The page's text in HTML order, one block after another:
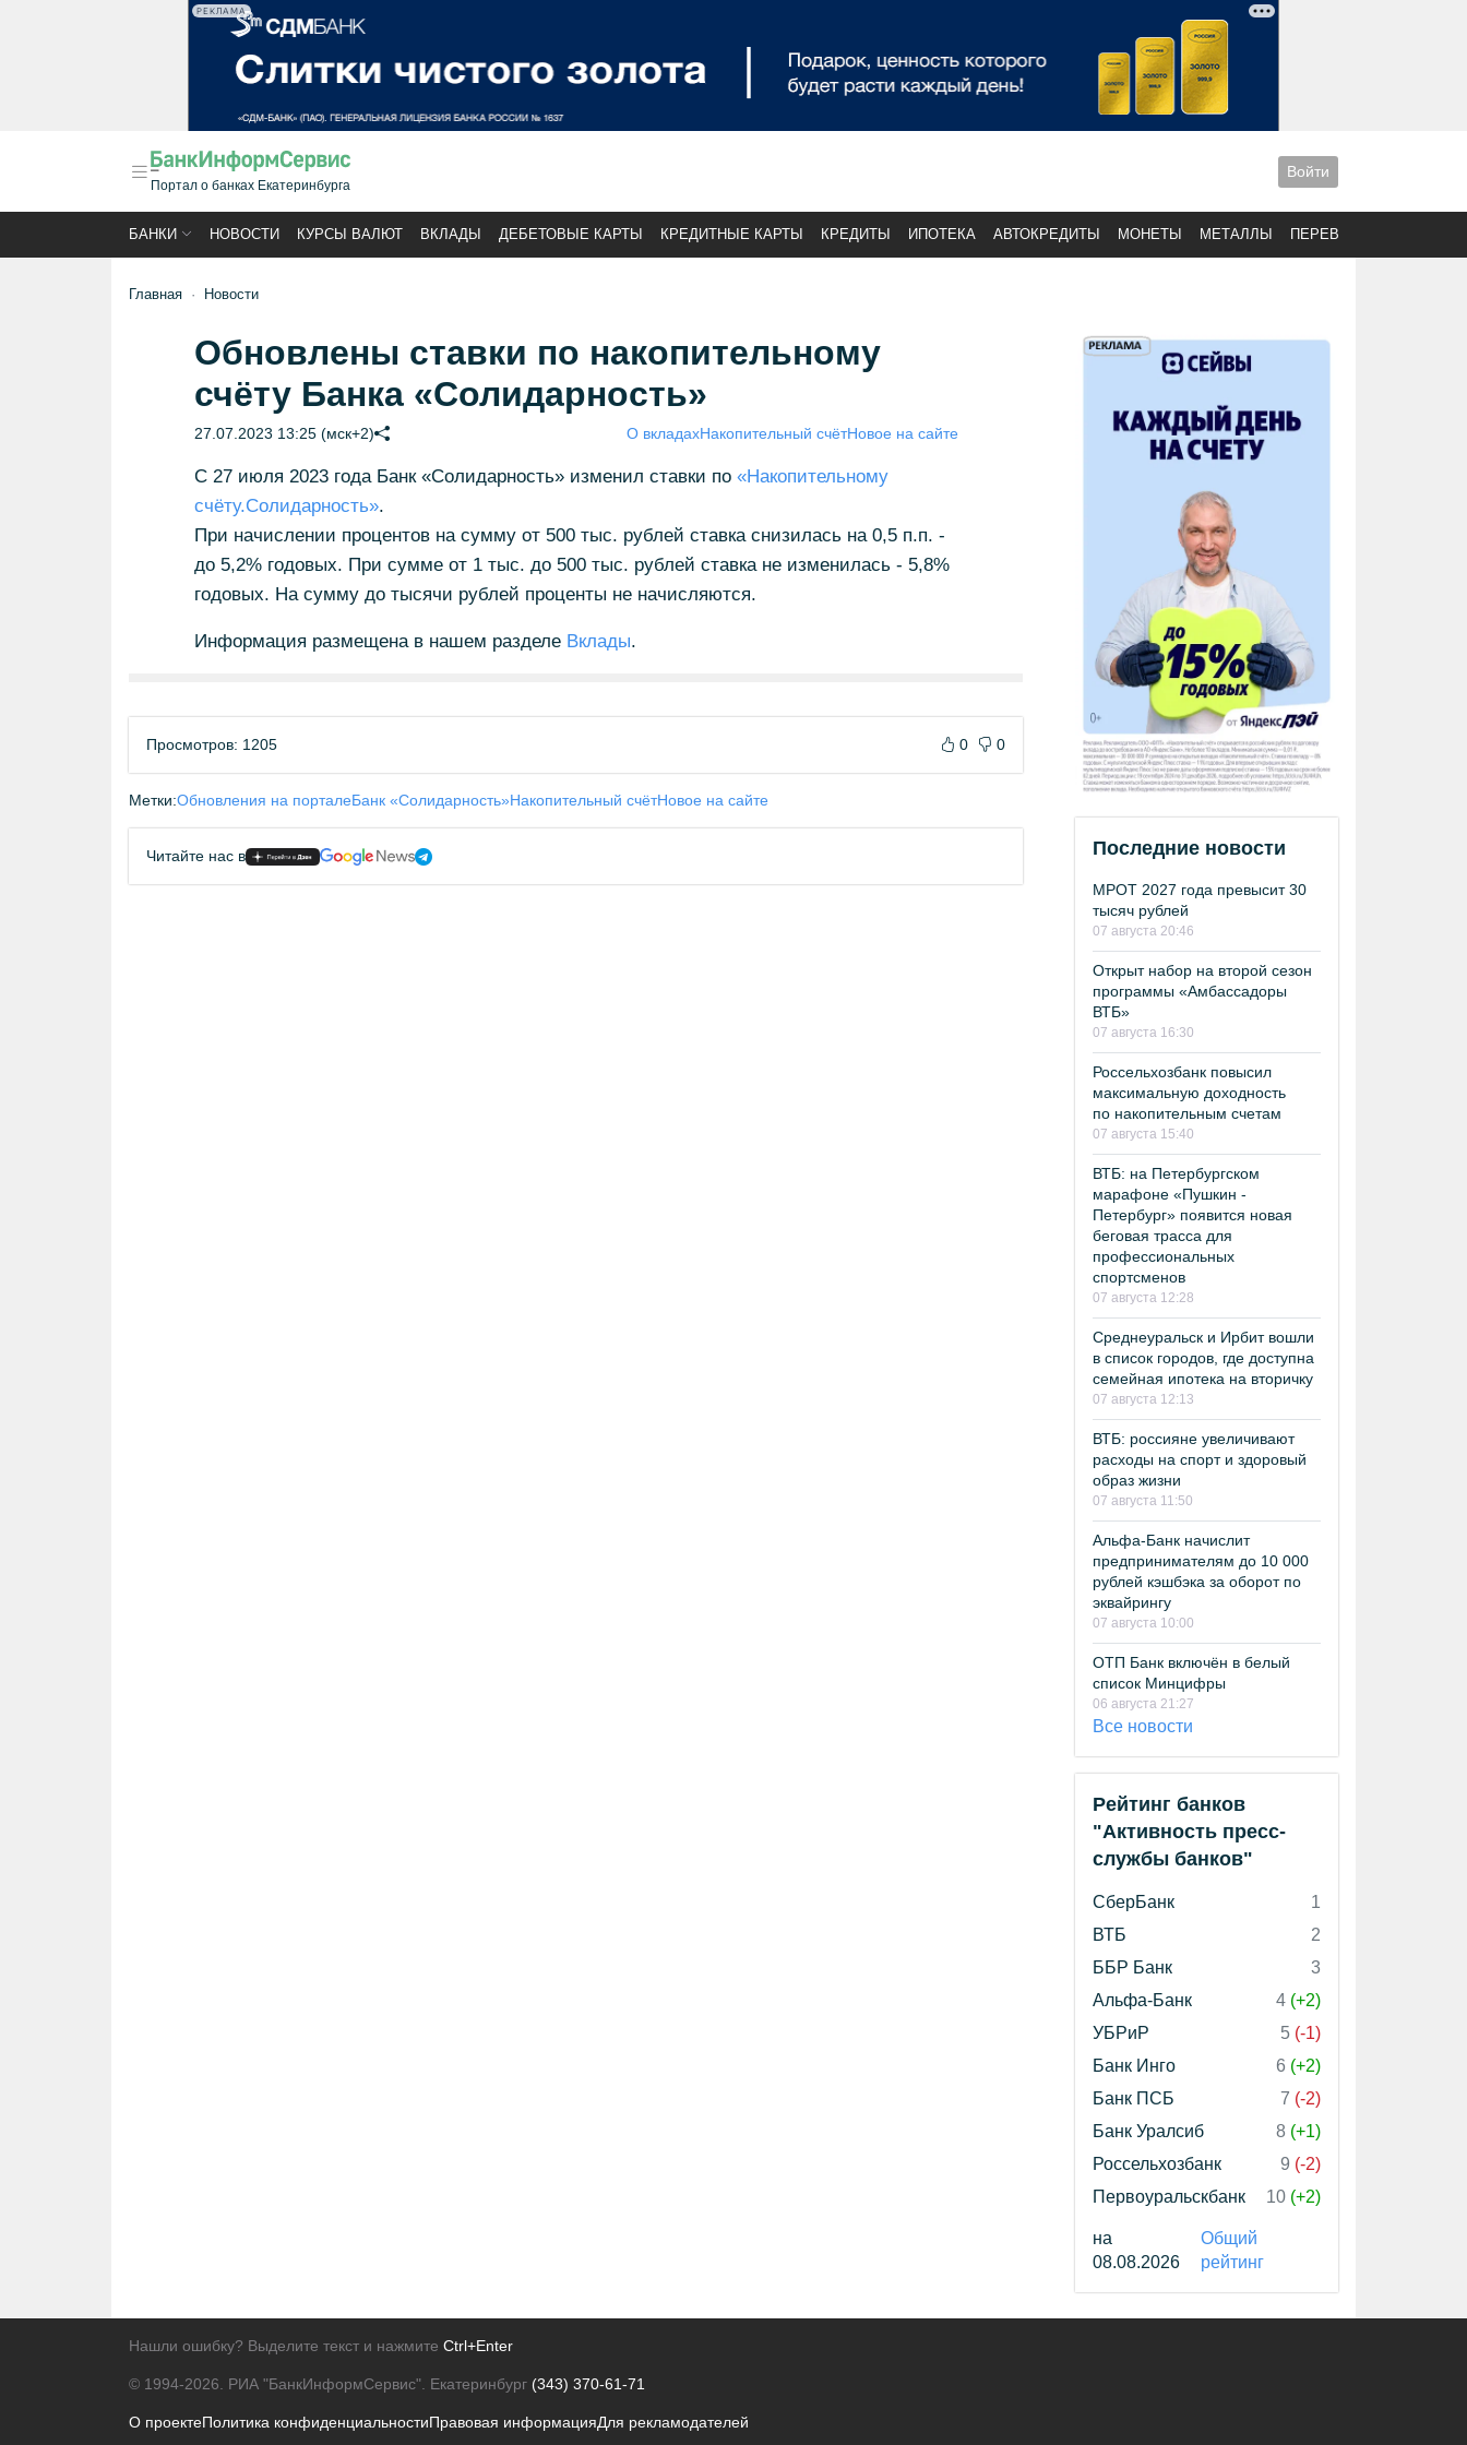
РЕКЛАМА
Портал о банках Екатеринбурга
Войти
БАНКИ НОВОСТИ КУРСЫ ВАЛЮТ ВКЛАДЫ ДЕБЕТОВЫЕ КАРТЫ КРЕДИТНЫЕ КАРТЫ КРЕДИТЫ ИПОТЕКА АВТОКРЕДИТЫ МОНЕТЫ МЕТАЛЛЫ ПЕРЕВОДЫ
Главная Новости
Обновлены ставки по накопительному
счёту Банка «Солидарность»
27.07.2023 13:25 (мск+2) О вкладахНакопительный счётНовое на сайте
C 27 июля 2023 года Банк «Солидарность» изменил ставки по «Накопительному
счёту.Солидарность».
При начислении процентов на сумму от 500 тыс. рублей ставка снизилась на 0,5 п.п. -
до 5,2% годовых. При сумме от 1 тыс. до 500 тыс. рублей ставка не изменилась - 5,8%
годовых. На сумму до тысячи рублей проценты не начисляются.
Информация размещена в нашем разделе Вклады.
Просмотров: 1205 0 0
Метки:Обновления на порталеБанк «Солидарность»Накопительный счётНовое на сайте
Читайте нас в Последние новости
МРОТ 2027 года превысит 30
тысяч рублей
07 августа 20:46
Открыт набор на второй сезон
программы «Амбассадоры
ВТБ»
07 августа 16:30
Россельхозбанк повысил
максимальную доходность
по накопительным счетам
07 августа 15:40
ВТБ: на Петербургском
марафоне «Пушкин -
Петербург» появится новая
беговая трасса для
профессиональных
спортсменов
07 августа 12:28
Среднеуральск и Ирбит вошли
в список городов, где доступна
семейная ипотека на вторичку
07 августа 12:13
ВТБ: россияне увеличивают
расходы на спорт и здоровый
образ жизни
07 августа 11:50
Альфа-Банк начислит
предпринимателям до 10 000
рублей кэшбэка за оборот по
эквайрингу
07 августа 10:00
ОТП Банк включён в белый
список Минцифры
06 августа 21:27
Все новости
Рейтинг банков
"Активность пресс-
службы банков"
СберБанк
1
ВТБ
2
ББР Банк
3
Альфа-Банк
4 (+2)
УБРиР
5 (-1)
Банк Инго
6 (+2)
Банк ПСБ
7 (-2)
Банк Уралсиб
8 (+1)
Россельхозбанк
9 (-2)
Первоуральскбанк
10 (+2)
на
08.08.2026
Общий
рейтинг
Нашли ошибку? Выделите текст и нажмите Ctrl+Enter
© 1994-2026. РИА "БанкИнформСервис". Екатеринбург (343) 370-61-71
О проектеПолитика конфиденциальностиПравовая информацияДля рекламодателей